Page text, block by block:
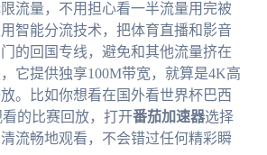
流量，不用担心看一半流量用完被
智能分流技术，把体育直播和影音
的回国专线，避免和其他流量挤在
它提供独享100M带宽，就算是4K高
。比如你想看在国外看世界杯巴西
的比赛回放，打开番茄加速器选择
流畅地观看，不会错过任何精彩瞬